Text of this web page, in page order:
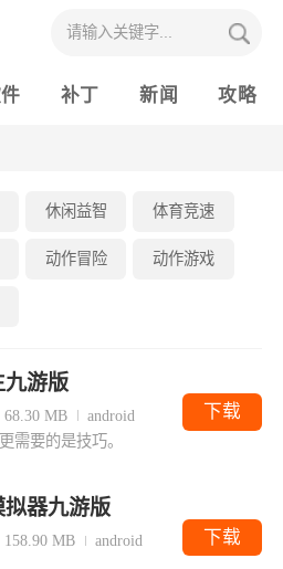
补丁 新闻 攻略
休闲益智 体育竞速
动作冒险 动作游戏
九游版
68.30 MB
android
需要的是技巧。
下载
拟器九游版
158.90 MB
android
下载